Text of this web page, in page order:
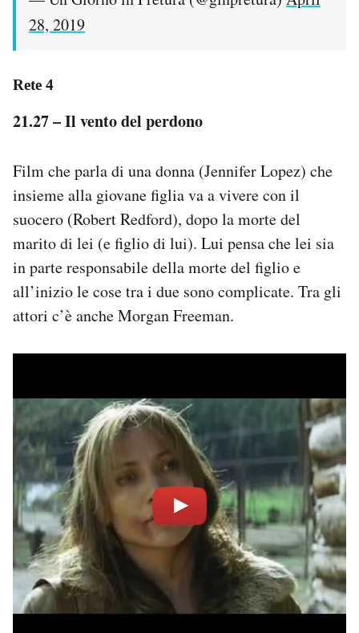
28, 2019
Rete 4
21.27 – Il vento del perdono
Film che parla di una donna (Jennifer Lopez) che
insieme alla giovane figlia va a vivere con il
suocero (Robert Redford), dopo la morte del
marito di lei (e figlio di lui). Lui pensa che lei sia
in parte responsabile della morte del figlio e
all’inizio le cose tra i due sono complicate. Tra gli
attori c’è anche Morgan Freeman.